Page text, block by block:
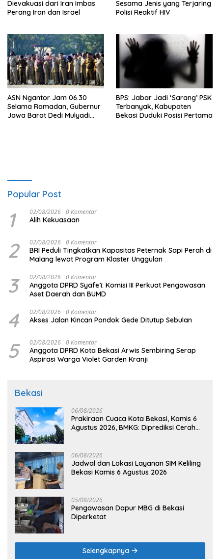
Dievakuasi dari Iran Imbas
Perang Iran dan Israel
Sesama Jenis yang Terjaring
Polisi Reaktif HIV
ASN Ngantor Jam 06.30
Selama Ramadan, Gubernur
Jawa Barat Dedi Mulyadi
BPS: Jabar Jadi ‘Sarang’ PSK
Terbanyak, Kabupaten
Bekasi Duduki Posisi Pertama
Popular Post
1 02/08/2026 0 Komentar
Alih Kekuasaan
2 02/08/2026 0 Komentar
BRI Peduli Tingkatkan Kapasitas Peternak Sapi Perah di
Malang lewat Program Klaster Unggulan
3 02/08/2026 0 Komentar
Anggota DPRD Syafe’i: Komisi III Perkuat Pengawasan
Aset Daerah dan BUMD
4 02/08/2026 0 Komentar
Akses Jalan Kincan Pondok Gede Ditutup Sebulan
5 02/08/2026 0 Komentar
Anggota DPRD Kota Bekasi Arwis Sembiring Serap
Aspirasi Warga Violet Garden Kranji
Bekasi
06/08/2026
Prakiraan Cuaca Kota Bekasi, Kamis 6
Agustus 2026, BMKG: Diprediksi Cerah
06/08/2026
Jadwal dan Lokasi Layanan SIM Keliling
Bekasi Kamis 6 Agustus 2026
05/08/2026
Pengawasan Dapur MBG di Bekasi
Diperketat
Selengkapnya